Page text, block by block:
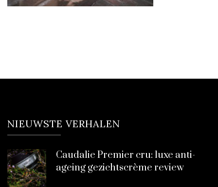
NIEUWSTE VERHALEN
Caudalie Premier cru: luxe anti-
ageing gezichtscrème review